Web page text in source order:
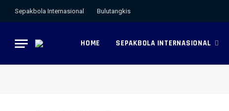
Sepakbola Internasional Bulutangkis
HOME SEPAKBOLA INTERNASIONAL